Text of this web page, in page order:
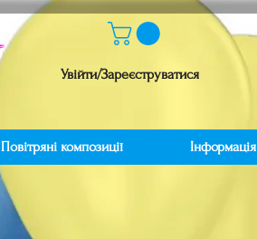
Увійти/Зареєструватися
Повітряні композиції Інформація